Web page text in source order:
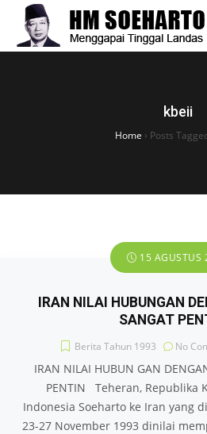
kbeii
Home › Posts
15 AGUSTUS
IRAN NILAI HUBUNGAN
SANGAT
Berita Tahun 1993 No
IRAN NILAI HUBUN GAN
PENTIN Teheran, Republika
Indonesia Soeharto ke Iran yang
23-27 November 1993 dinilai